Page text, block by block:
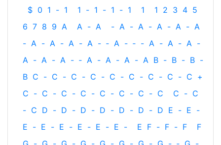
$ 0 1 - 1 1 - 1 - 1 - 1 1 1 2 3 4 5
6 7 8 9 A A - A - A - A - A - A - A
- A - A - A - A - ‐ A - ‐ - A - A - A -
A - A - A - ‐ A - A - A - A B - B - B -
B C - C - C - C - C - C - C - C - C +
C - C - C - C - C - C - C - C C - C
- C D - D - D - D - D - D - D E - E -
E - E - E - E - E - E - E F - F - F
F